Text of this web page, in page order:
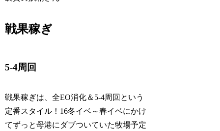
戦果稼ぎ
5-4周回
戦果稼ぎは、全EO消化＆5-4周回という
定番スタイル！16冬イベ～春イベにかけ
てずっと母港にダブついていた牧場予定